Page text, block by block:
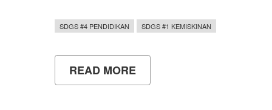
SDGS #4 PENDIDIKAN SDGS #1 KEMISKINAN
READ MORE
UNY